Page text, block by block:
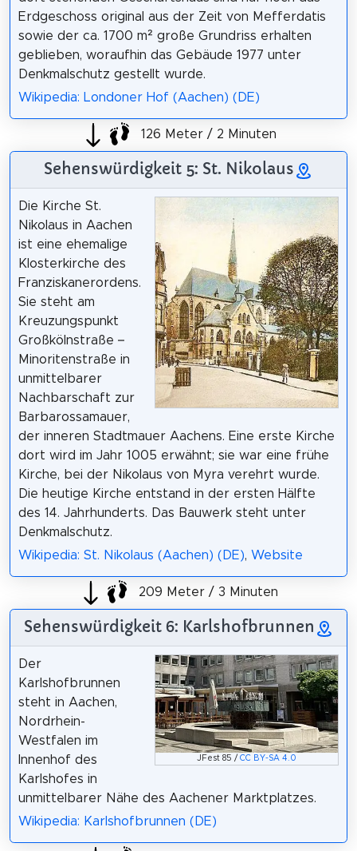
Erdgeschoss original aus der Zeit von Mefferdatis
sowie der ca. 1700 m² große Grundriss erhalten
geblieben, woraufhin das Gebäude 1977 unter
Denkmalschutz gestellt wurde.
Wikipedia: Londoner Hof (Aachen) (DE)
126 Meter / 2 Minuten
Sehenswürdigkeit 5: St. Nikolaus
Die Kirche St.
Nikolaus in Aachen
ist eine ehemalige
Klosterkirche des
Franziskanerordens.
Sie steht am
Kreuzungspunkt
Großkölnstraße –
Minoritenstraße in
unmittelbarer
Nachbarschaft zur
Barbarossamauer,
der inneren Stadtmauer Aachens. Eine erste Kirche
dort wird im Jahr 1005 erwähnt; sie war eine frühe
Kirche, bei der Nikolaus von Myra verehrt wurde.
Die heutige Kirche entstand in der ersten Hälfte
des 14. Jahrhunderts. Das Bauwerk steht unter
Denkmalschutz.
Wikipedia: St. Nikolaus (Aachen) (DE), Website
209 Meter / 3 Minuten
Sehenswürdigkeit 6: Karlshofbrunnen
JFest 85 /CC BY-SA 4.0
Der
Karlshofbrunnen
steht in Aachen,
Nordrhein-
Westfalen im
Innenhof des
Karlshofes in
unmittelbarer Nähe des Aachener Marktplatzes.
Wikipedia: Karlshofbrunnen (DE)